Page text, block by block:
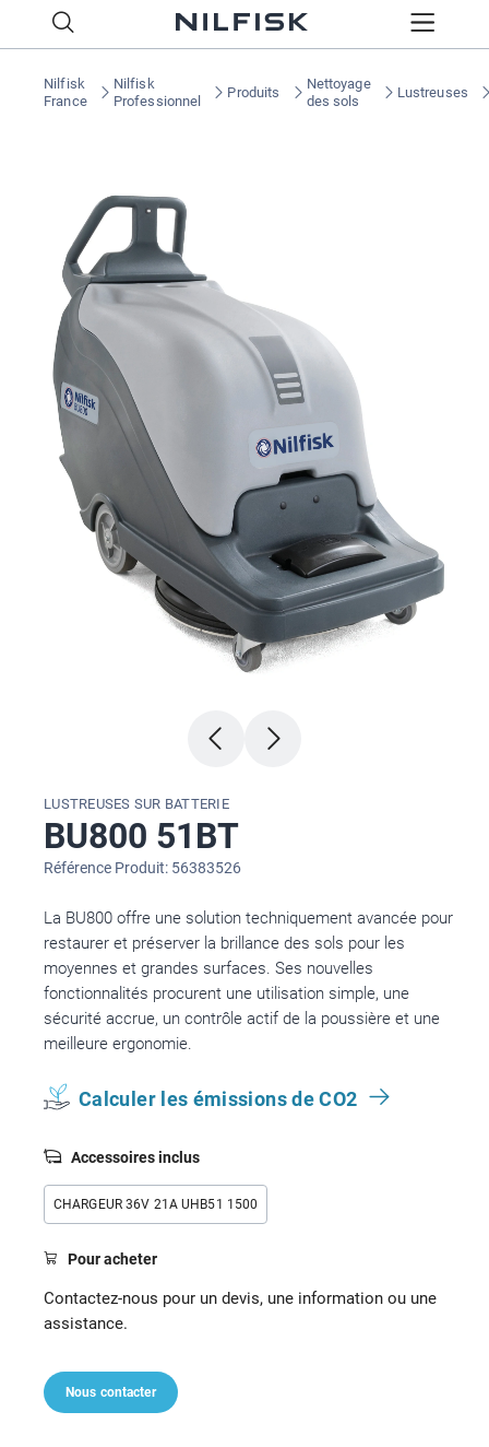
Nilfisk
France
Nilfisk
Professionnel
Produits
Nettoyage
des sols
Lustreuses
LUSTREUSES SUR BATTERIE
BU800 51BT
Référence Produit: 56383526
La BU800 offre une solution techniquement avancée pour
restaurer et préserver la brillance des sols pour les
moyennes et grandes surfaces. Ses nouvelles
fonctionnalités procurent une utilisation simple, une
sécurité accrue, un contrôle actif de la poussière et une
meilleure ergonomie.
Calculer les émissions de CO2
Accessoires inclus
CHARGEUR 36V 21A UHB51 1500
Pour acheter
Contactez-nous pour un devis, une information ou une
assistance.
Nous contacter